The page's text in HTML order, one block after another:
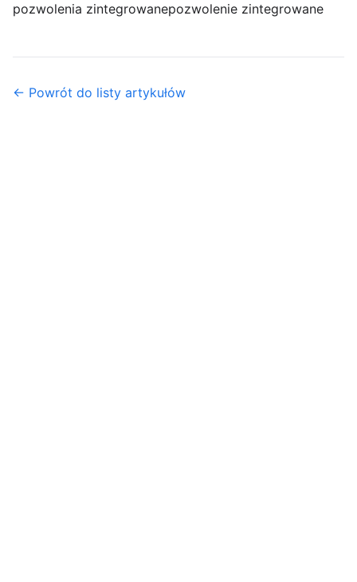
pozwolenia zintegrowanepozwolenie zintegrowane
← Powrót do listy artykułów